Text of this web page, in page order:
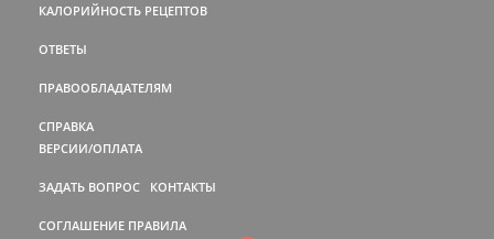
КАЛОРИЙНОСТЬ РЕЦЕПТОВ
ОТВЕТЫ
ПРАВООБЛАДАТЕЛЯМ
СПРАВКА
ВЕРСИИ/ОПЛАТА
ЗАДАТЬ ВОПРОС КОНТАКТЫ
СОГЛАШЕНИЕ ПРАВИЛА